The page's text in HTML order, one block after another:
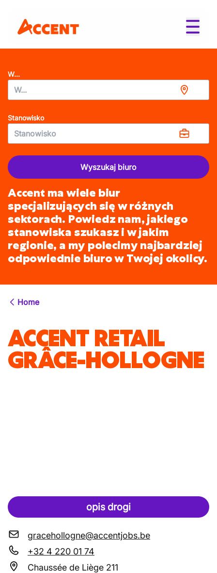
W...
Stanowisko
Wyszukaj biuro
Accent ma wiele biur
specjalizujących się w różnych
sektorach. Powiedz nam, jakiego
stanowiska szukasz i w jakim
regionie, a my polecimy najbardziej
odpowiednie biuro w Twojej okolicy.
Home
ACCENT RETAIL
GRÂCE-HOLLOGNE
opis drogi
gracehollogne@accentjobs.be
+32 4 220 01 74
Chaussée de Liège 211